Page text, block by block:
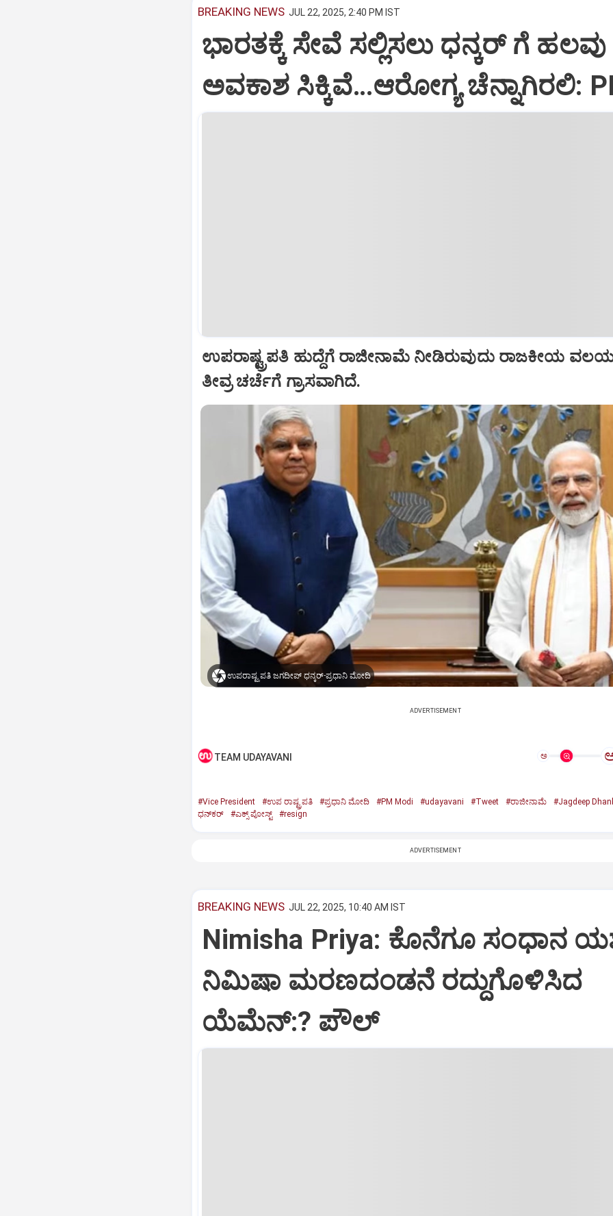
BREAKING NEWS JUL 22, 2025, 2:40 PM IST
ಭಾರತಕ್ಕೆ ಸೇವೆ ಸಲ್ಲಿಸಲು ಧನ್ಕರ್‌ ಗೆ ಹಲವು
ಅವಕಾಶ ಸಿಕ್ಕಿವೆ…ಆರೋಗ್ಯ ಚೆನ್ನಾಗಿರಲಿ:
ಉಪರಾಷ್ಟ್ರಪತಿ ಹುದ್ದೆಗೆ ರಾಜೀನಾಮೆ ನೀಡಿರುವುದು ರಾಜಕೀಯ
ತೀವ್ರ ಚರ್ಚೆಗೆ ಗ್ರಾಸವಾಗಿದೆ.
ಉಪರಾಷ್ಟ್ರಪತಿ ಜಗದೀಪ್‌ ಧನ್ಕರ್-ಪ್ರಧಾನಿ ಮೋದಿ
ADVERTISEMENT
TEAM UDAYAVANI ಅ
#Vice President #ಉಪ ರಾಷ್ಟ್ರಪತಿ #ಪ್ರಧಾನಿ ಮೋದಿ #PM Modi #udayavani #Tweet #ರಾಜೀನಾಮೆ
#Jagdeep
ಧನ್‌ಕರ್‌
#ಎಕ್ಸ್‌ ಪೋಸ್ಟ್ #resign
ADVERTISEMENT
BREAKING NEWS JUL 22, 2025, 10:40 AM IST
Nimisha Priya: ಕೊನೆಗೂ ಸಂಧಾನ
ನಿಮಿಷಾ ಮರಣದಂಡನೆ ರದ್ದುಗೊಳಿಸಿದ
ಯೆಮೆನ್:? ಪೌಲ್